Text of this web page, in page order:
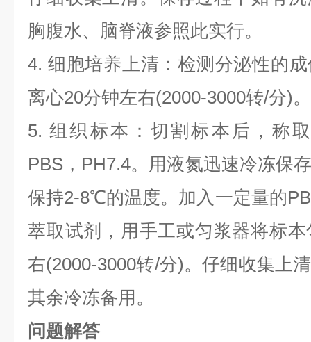
胸腹水、脑脊液参照此实行。
4. 细胞培养上清：检测分泌性的
离心20分钟左右(2000-3000转/分)
5. 组织标本：切割标本后，称
PBS，PH7.4。用液氮迅速冷冻保
保持2-8℃的温度。加入一定量的
萃取试剂，用手工或匀浆器将标
右(2000-3000转/分)。仔细收集上
其余冷冻备用。
问题解答